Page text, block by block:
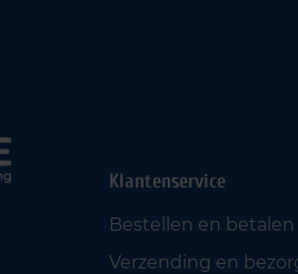
Klantenservice
Bestellen en betalen
Verzending en